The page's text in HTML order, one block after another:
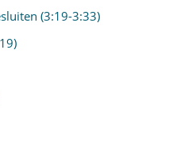
(3:19-3:33)